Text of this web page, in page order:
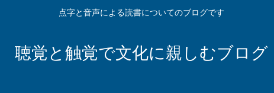
点字と音声による読書についてのブログです
聴覚と触覚で文化に親しむブログ